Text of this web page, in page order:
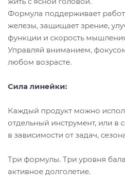
Формула поддерживает
железы, защищает зрение,
функции и скорость
Управляй вниманием,
любом возрасте.
Сила линейки:
Каждый продукт можно
отдельный инструмент, или в
в зависимости от задач,
Три формулы. Три уровня
активное долголетие.